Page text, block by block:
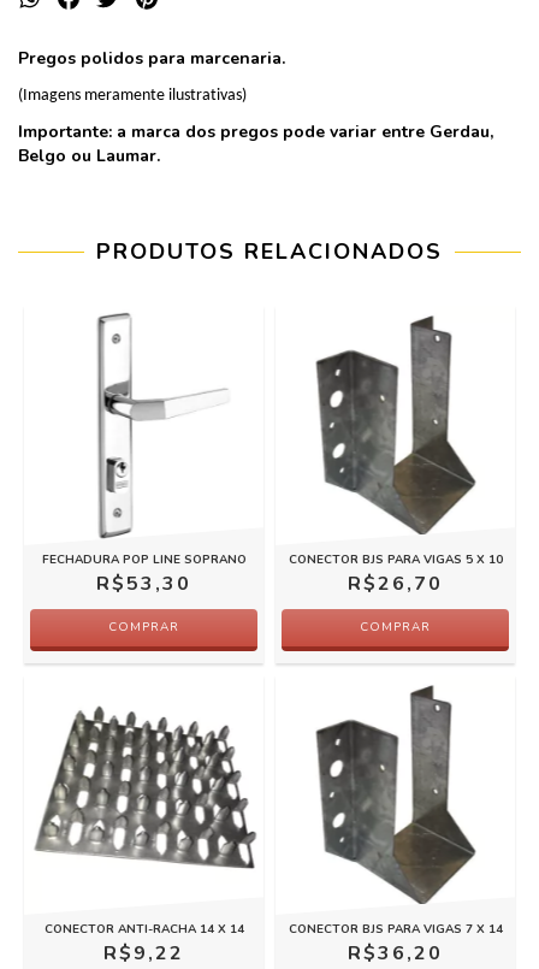
Pregos polidos para marcenaria.
(Imagens meramente ilustrativas)
Importante: a marca dos pregos pode variar entre Gerdau,
Belgo ou Laumar.
PRODUTOS RELACIONADOS
FECHADURA POP LINE SOPRANO
R$53,30
COMPRAR
CONECTOR BJS PARA VIGAS 5 X 10
R$26,70
COMPRAR
CONECTOR ANTI-RACHA 14 X 14
R$9,22
CONECTOR BJS PARA VIGAS 7 X 14
R$36,20